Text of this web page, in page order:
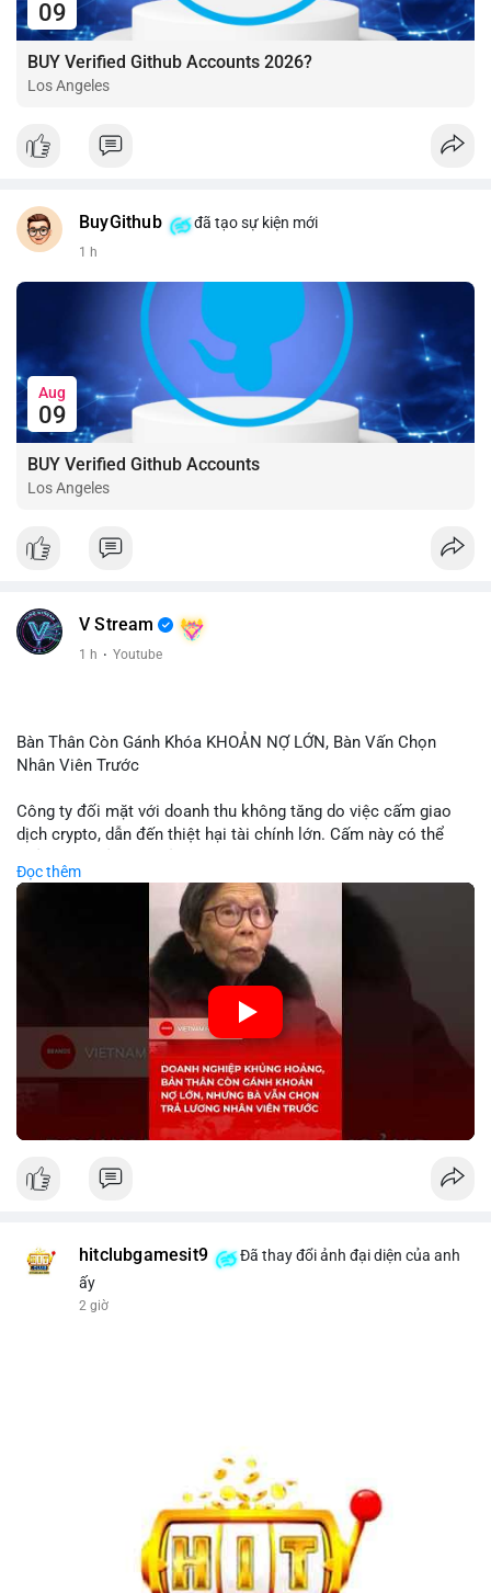
09
BUY Verified Github Accounts 2026?
Los Angeles
BuyGithub đã tạo sự kiện mới
1 h
Aug
09
BUY Verified Github Accounts
Los Angeles
V Stream
1 h · Youtube
Bàn Thân Còn Gánh Khóa KHOẢN NỢ LỚN, Bàn Vấn Chọn
Nhân Viên Trước
Công ty đối mặt với doanh thu không tăng do việc cấm giao
dịch crypto, dẫn đến thiệt hại tài chính lớn. Cấm này có thể
biến động giá digital asset. Bàn vấn chuyển hướng tập trung
vào nhân lực, cho thấy chiến lược giảm chi phí hoặc điều chỉnh
mô hình kinh doanh. Điều này có thể ảnh hưởng đến thị trường
crypto và các doanh nghiệp liên quan trong tương lai.
🎥 Xem video trực tiếp tại:
Nguồn: KIEN THUC KINH TE
Đọc thêm
hitclubgamesit9
Đã thay đổi ảnh đại diện của anh
ấy
2 giờ